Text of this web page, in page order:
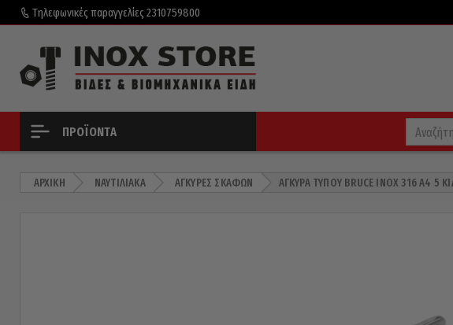
Τηλεφωνικές παραγγελίες 2310759800
ΠΡΟΪΌΝΤΑ
ΑΡΧΙΚΉ ΝΑΥΤΙΛΙΑΚΆ ΆΓΚΥΡΕΣ ΣΚΑΦΏΝ ΆΓΚΥΡΑ ΤΎΠΟΥ BRUCE INOX 316 A4 5